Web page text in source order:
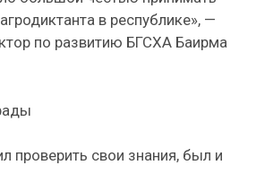
в республике», —
по развитию БГСХА Баирма
проверить свои знания, был и